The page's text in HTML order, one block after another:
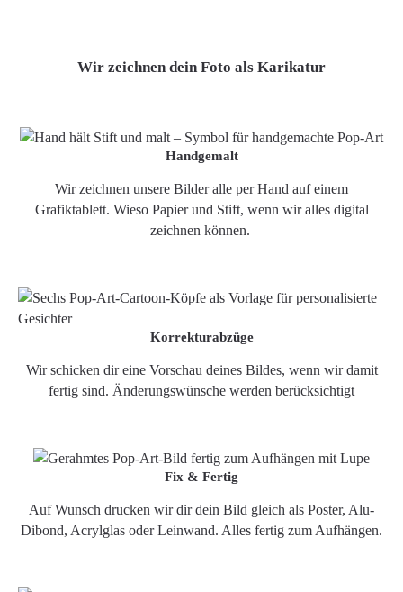
Wir zeichnen dein Foto als Karikatur
Handgemalt
Wir zeichnen unsere Bilder alle per Hand auf einem
Grafiktablett. Wieso Papier und Stift, wenn wir alles digital
zeichnen können.
Korrekturabzüge
Wir schicken dir eine Vorschau deines Bildes, wenn wir damit
fertig sind. Änderungswünsche werden berücksichtigt
Fix & Fertig
Auf Wunsch drucken wir dir dein Bild gleich als Poster, Alu-
Dibond, Acrylglas oder Leinwand. Alles fertig zum Aufhängen.